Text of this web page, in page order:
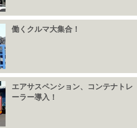
働くクルマ大集合！
エアサスペンション、コンテナトレ
ーラー導入！